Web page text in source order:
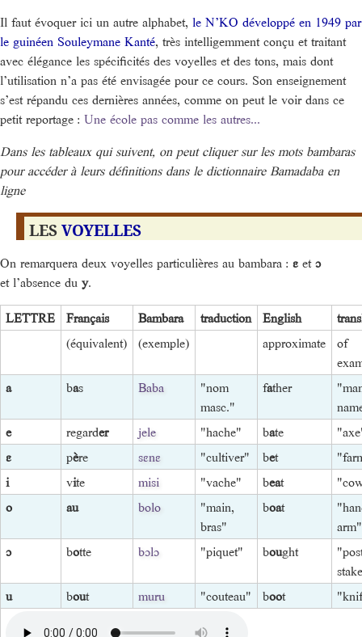
Il faut évoquer ici un autre alphabet, le N’KO développé en 1949 par
le guinéen Souleymane Kanté, très intelligemment conçu et traitant
avec élégance les spécificités des voyelles et des tons, mais dont
l’utilisation n’a pas été envisagée pour ce cours. Son enseignement
s’est répandu ces dernières années, comme on peut le voir dans ce
petit reportage : Une école pas comme les autres...
Dans les tableaux qui suivent, on peut cliquer sur les mots bambaras
pour accéder à leurs définitions dans le dictionnaire Bamadaba en
ligne
LES VOYELLES
On remarquera deux voyelles particulières au bambara : ɛ etɔ
et l’absence du y.
LETTRE Français Bambara traduction English
(équivalent) (exemple) approximate of
a
bas Baba
"nom
masc."
father
e
regarder jele "hache" bate
ɛ
père sɛnɛ "cultiver" bet
i
vite misi "vache" beat
o
au bolo
"main,
bras"
boat
arm"
ɔ
botte bɔlɔ "piquet" bought
u
bout muru "couteau" boot